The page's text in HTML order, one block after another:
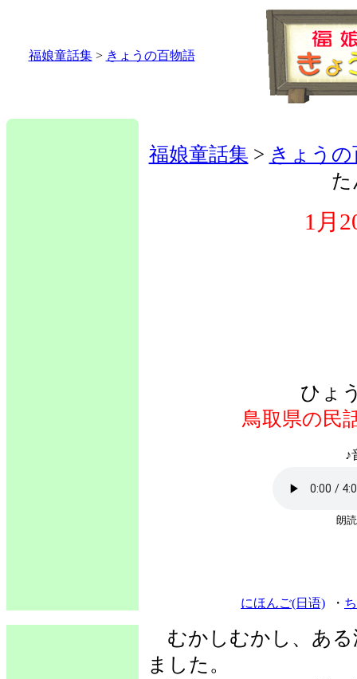
福娘童話集> きょうの百物語
福娘童話集 > きょうの
た
1月
ひょ
鳥取県の民
♪
朗
にほんご(日语) ・
むかしむかし、ある
ました。